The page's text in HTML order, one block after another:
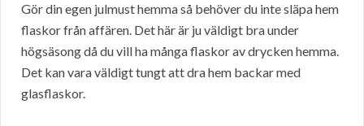
Gör din egen julmust hemma så behöver du inte släpa hem
flaskor från affären. Det här är ju väldigt bra under
högsäsong då du vill ha många flaskor av drycken hemma.
Det kan vara väldigt tungt att dra hem backar med
glasflaskor.